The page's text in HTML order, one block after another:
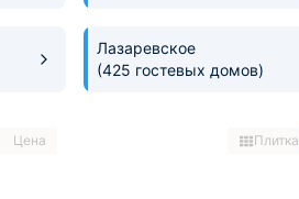
Лазаревское
(425 гостевых домов)
Цена Плитка